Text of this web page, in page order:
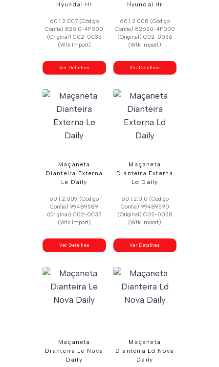
Hyundai Hr
60.1.2.007 (Código
Confia) 82610-4F000
(Original) C02-0035
(Wtk Import)
Ver Detalhes
Hyundai Hr
60.1.2.008 (Código
Confia) 82620-4F000
(Original) C02-0036
(Wtk Import)
Ver Detalhes
Maçaneta
Dianteira Externa
Le Daily
60.1.2.009 (Código
Confia) 99489589
(Original) C02-0037
(Wtk Import)
Ver Detalhes
Maçaneta
Dianteira Externa
Ld Daily
60.1.2.010 (Código
Confia) 99489590
(Original) C02-0038
(Wtk Import)
Ver Detalhes
Maçaneta
Dianteira Le Nova
Daily
Maçaneta
Dianteira Ld Nova
Daily